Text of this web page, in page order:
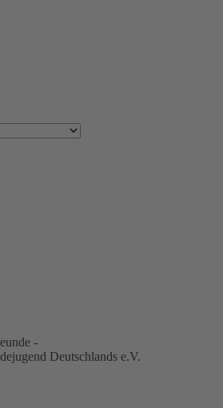
-
Deutschlands e.V.